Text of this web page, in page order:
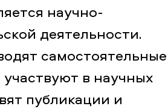
научно-
деятельности.
самостоятельные
в научных
публикации и